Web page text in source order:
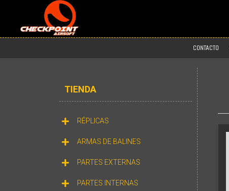
CONTACTO
TIENDA
RÉPLICAS
ARMAS DE BALINES
PARTES EXTERNAS
PARTES INTERNAS